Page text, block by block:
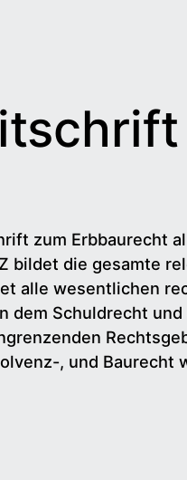
zum Erbbaurecht
bildet die gesamte
alle wesentlichen
dem Schuldrecht und
, und Baurecht